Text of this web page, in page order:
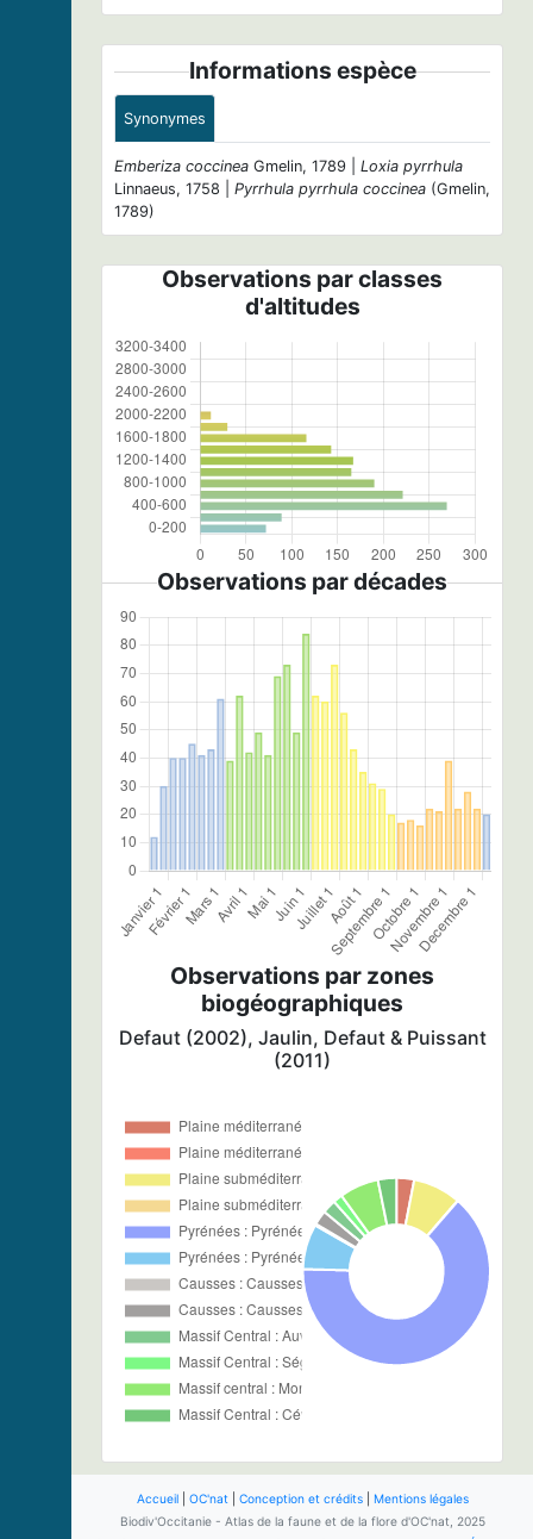
Informations espèce
Synonymes
Emberiza coccinea Gmelin, 1789 | Loxia pyrrhula
Linnaeus, 1758 | Pyrrhula pyrrhula coccinea (Gmelin,
1789)
Observations par classes
d'altitudes
Observations par décades
Observations par zones
biogéographiques
Defaut (2002), Jaulin, Defaut & Puissant
(2011)
Accueil| OC'nat| Conception et crédits| Mentions légales
Biodiv'Occitanie - Atlas de la faune et de la flore d'OC'nat, 2025